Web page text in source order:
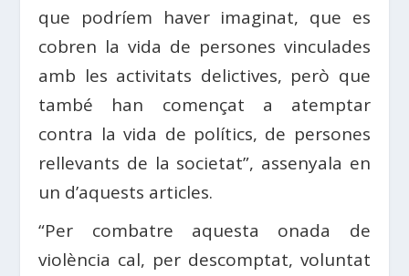
que podríem haver imaginat, que es
cobren la vida de persones vinculades
amb les activitats delictives, però que
també han començat a atemptar
contra la vida de polítics, de persones
rellevants de la societat”, assenyala en
un d’aquests articles.
“Per combatre aquesta onada de
violència cal, per descomptat, voluntat